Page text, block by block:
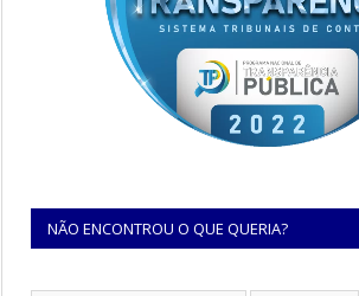
NÃO ENCONTROU O QUE QUERIA?